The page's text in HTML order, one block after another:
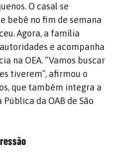
O casal se
bebê no fim de semana
Agora, a família
e acompanha
na OEA. “Vamos buscar
tiverem”, afirmou o
que também integra a
da OAB de São